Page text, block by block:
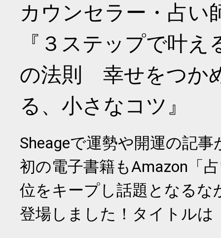
カウンセラー・占い
『３ステップで叶
の法則 幸せをつか
る、小さなコツ』
Sheageで運勢や開運の記
初の電子書籍もAmazon「
位をキープし話題となるな
登場しました！タイトルは